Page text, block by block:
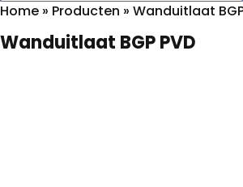
Home » Producten » Wanduitlaat
Wanduitlaat BGP PVD